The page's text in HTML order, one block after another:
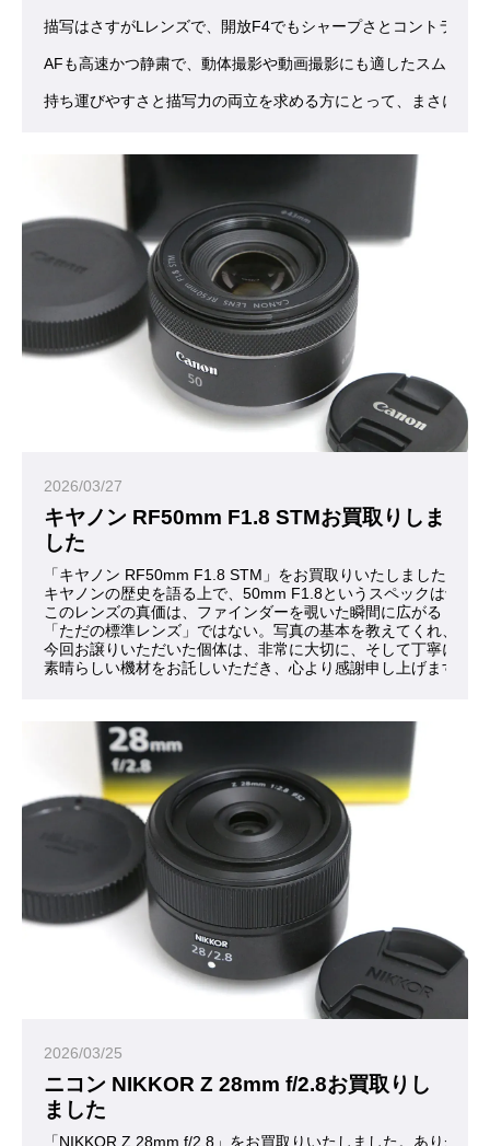
描写はさすがLレンズで、開放F4でもシャープさとコントラス
AFも高速かつ静粛で、動体撮影や動画撮影にも適したスムー
持ち運びやすさと描写力の両立を求める方にとって、まさに“ち
2026/03/27
キヤノン RF50mm F1.8 STMお買取りしま
した
「キヤノン RF50mm F1.8 STM」をお買取りいたしました。
キヤノンの歴史を語る上で、50mm F1.8というスペックは切っ
このレンズの真価は、ファインダーを覗いた瞬間に広がる「肉
「ただの標準レンズ」ではない。写真の基本を教えてくれ、
今回お譲りいただいた個体は、非常に大切に、そして丁寧に扱
素晴らしい機材をお託しいただき、心より感謝申し上げます。
2026/03/25
ニコン NIKKOR Z 28mm f/2.8お買取りし
ました
「NIKKOR Z 28mm f/2.8」をお買取りいたしました。ありがと